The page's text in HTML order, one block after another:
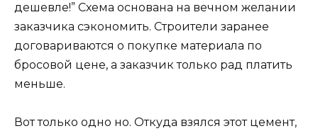
дешевле!” Схема основана на вечном желании
заказчика сэкономить. Строители заранее
договариваются о покупке материала по
бросовой цене, а заказчик только рад платить
меньше.
Вот только одно но. Откуда взялся этот цемент,